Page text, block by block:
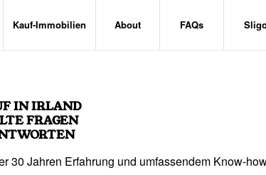
Kauf-Immobilien About FAQs
IN IRLAND
FRAGEN
Jahren Erfahrung und umfassendem Know-